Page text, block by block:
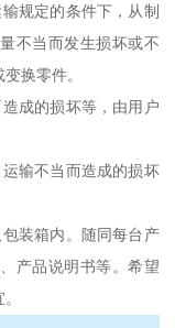
规定的条件下，从制
不当而发生损坏或不
换零件。
成的损坏等，由用户
输不当而造成的损坏
装箱内。随同每台产
产品说明书等。希望